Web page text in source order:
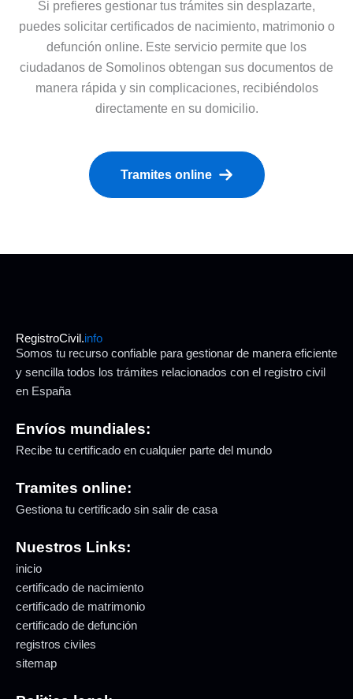
Si prefieres gestionar tus trámites sin desplazarte,
puedes solicitar certificados de nacimiento, matrimonio o
defunción online. Este servicio permite que los
ciudadanos de Somolinos obtengan sus documentos de
manera rápida y sin complicaciones, recibiéndolos
directamente en su domicilio.
Tramites online
RegistroCivil.info
Somos tu recurso confiable para gestionar de manera eficiente
y sencilla todos los trámites relacionados con el registro civil
en España
Envíos mundiales:
Recibe tu certificado en cualquier parte del mundo
Tramites online:
Gestiona tu certificado sin salir de casa
Nuestros Links:
inicio
certificado de nacimiento
certificado de matrimonio
certificado de defunción
registros civiles
sitemap